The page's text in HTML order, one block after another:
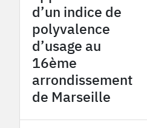
d’un indice de
polyvalence
d’usage au
16ème
arrondissement
de Marseille